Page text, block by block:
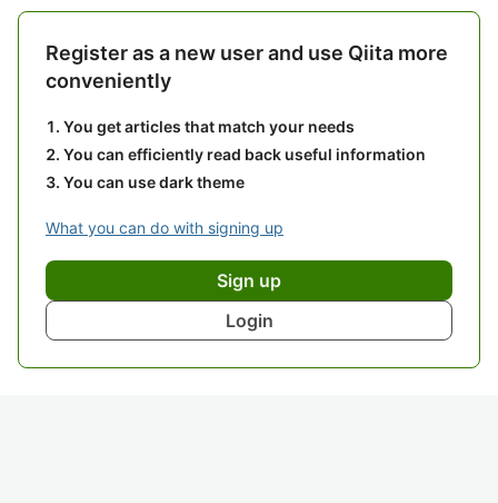
Register as a new user and use Qiita more
conveniently
You get articles that match your needs
You can efficiently read back useful information
You can use dark theme
What you can do with signing up
Sign up
Login